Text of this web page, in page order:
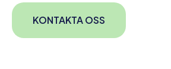
KONTAKTA OSS